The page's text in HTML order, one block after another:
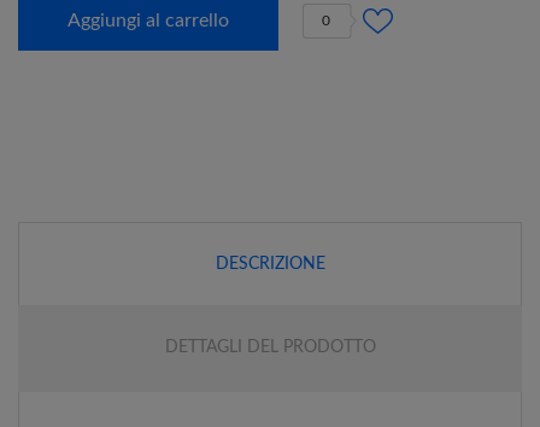
Aggiungi al carrello 0
DESCRIZIONE
DETTAGLI DEL PRODOTTO